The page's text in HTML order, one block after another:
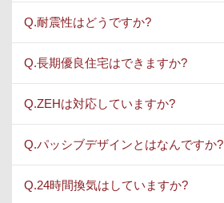
Q.耐震性はどうですか?
Q.長期優良住宅はできますか?
Q.ZEHは対応していますか?
Q.パッシブデザインとはなんですか?
Q.24時間換気はしていますか?